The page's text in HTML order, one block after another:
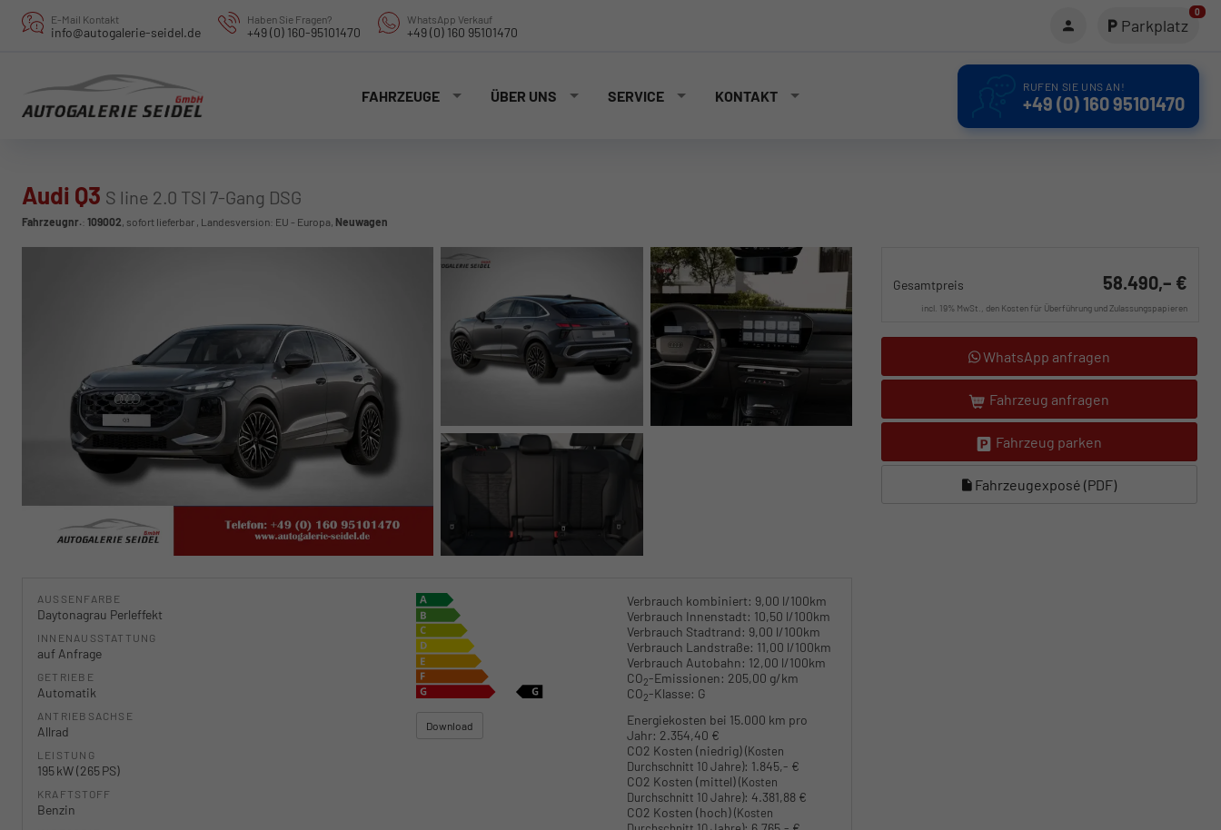
E-Mail Kontakt
info@autogalerie-seidel.de
Haben Sie Fragen?
+49 (0) 160-95101470
WhatsApp Verkauf
+49 (0) 160 95101470 Parkplatz
0
FAHRZEUGE ÜBER UNS SERVICE KONTAKT
RUFEN SIE UNS AN!
+49 (0) 160 95101470
Audi Q3 S line 2.0 TSI 7-Gang DSG
Fahrzeugnr.: 109002, sofort lieferbar , Landesversion: EU - Europa, Neuwagen
Gesamtpreis 58.490,– €
incl. 19% MwSt., den Kosten für Überführung und Zulassungspapieren
WhatsApp anfragen
Fahrzeug anfragen
Fahrzeug parken
Fahrzeugexposé (PDF)
AUSSENFARBE
Daytonagrau Perleffekt
INNENAUSSTATTUNG
auf Anfrage
GETRIEBE
Automatik
ANTRIEBSACHSE
Allrad
LEISTUNG
195 kW (265 PS)
KRAFTSTOFF
Benzin
Verbrauch kombiniert: 9,00 l/100km
Verbrauch Innenstadt: 10,50 l/100km
Verbrauch Stadtrand: 9,00 l/100km
Verbrauch Landstraße: 11,00 l/100km
Verbrauch Autobahn: 12,00 l/100km
CO2-Emissionen: 205,00 g/km
CO2-Klasse: G
Download
Energiekosten bei 15.000 km pro
Jahr: 2.354,40 €
CO2 Kosten (niedrig)(Kosten
Durchschnitt 10 Jahre): 1.845,- €
CO2 Kosten (mittel)(Kosten
Durchschnitt 10 Jahre): 4.381,88 €
CO2 Kosten (hoch)(Kosten